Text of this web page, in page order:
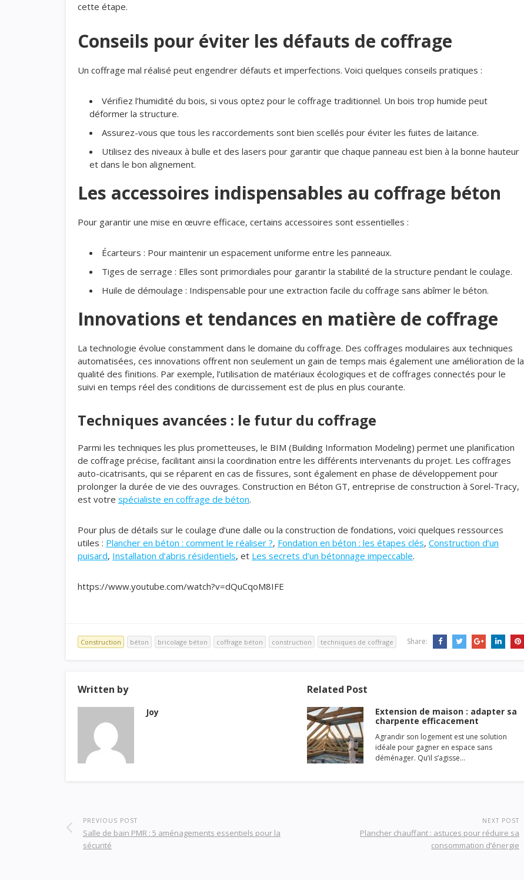
cette étape.
Conseils pour éviter les défauts de coffrage
Un coffrage mal réalisé peut engendrer défauts et imperfections. Voici quelques conseils pratiques :
Vérifiez l’humidité du bois, si vous optez pour le coffrage traditionnel. Un bois trop humide peut
déformer la structure.
Assurez-vous que tous les raccordements sont bien scellés pour éviter les fuites de laitance.
Utilisez des niveaux à bulle et des lasers pour garantir que chaque panneau est bien à la bonne hauteur
et dans le bon alignement.
Les accessoires indispensables au coffrage béton
Pour garantir une mise en œuvre efficace, certains accessoires sont essentielles :
Écarteurs : Pour maintenir un espacement uniforme entre les panneaux.
Tiges de serrage : Elles sont primordiales pour garantir la stabilité de la structure pendant le coulage.
Huile de démoulage : Indispensable pour une extraction facile du coffrage sans abîmer le béton.
Innovations et tendances en matière de coffrage
La technologie évolue constamment dans le domaine du coffrage. Des coffrages modulaires aux techniques
automatisées, ces innovations offrent non seulement un gain de temps mais également une amélioration de la
qualité des finitions. Par exemple, l’utilisation de matériaux écologiques et de coffrages connectés pour le
suivi en temps réel des conditions de durcissement est de plus en plus courante.
Techniques avancées : le futur du coffrage
Parmi les techniques les plus prometteuses, le BIM (Building Information Modeling) permet une planification
de coffrage précise, facilitant ainsi la coordination entre les différents intervenants du projet. Les coffrages
auto-cicatrisants, qui se réparent en cas de fissures, sont également en phase de développement pour
prolonger la durée de vie des ouvrages. Construction en Béton GT, entreprise de construction à Sorel-Tracy,
est votre spécialiste en coffrage de béton.
Pour plus de détails sur le coulage d’une dalle ou la construction de fondations, voici quelques ressources
utiles : Plancher en béton : comment le réaliser ?, Fondation en béton : les étapes clés, Construction d’un
puisard, Installation d’abris résidentiels, et Les secrets d’un bétonnage impeccable.
https://www.youtube.com/watch?v=dQuCqoM8IFE
Construction béton bricolage béton coffrage béton construction techniques de coffrage Share:
Written by
Joy
Related Post
Extension de maison : adapter sa
charpente efficacement
Agrandir son logement est une solution
idéale pour gagner en espace sans
déménager. Qu’il s’agisse…
PREVIOUS POST
Salle de bain PMR : 5 aménagements essentiels pour la
sécurité
NEXT POST
Plancher chauffant : astuces pour réduire sa
consommation d’énergie